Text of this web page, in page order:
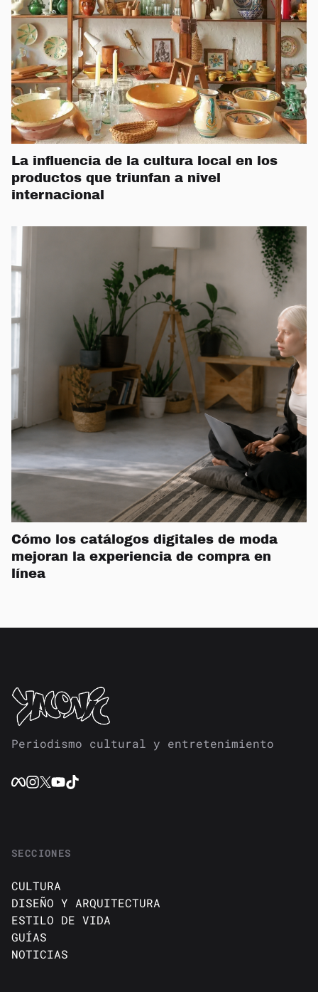
La influencia de la cultura local en los
productos que triunfan a nivel
internacional
Cómo los catálogos digitales de moda
mejoran la experiencia de compra en
línea
Periodismo cultural y entretenimiento
SECCIONES
CULTURA
DISEÑO Y ARQUITECTURA
ESTILO DE VIDA
GUÍAS
NOTICIAS